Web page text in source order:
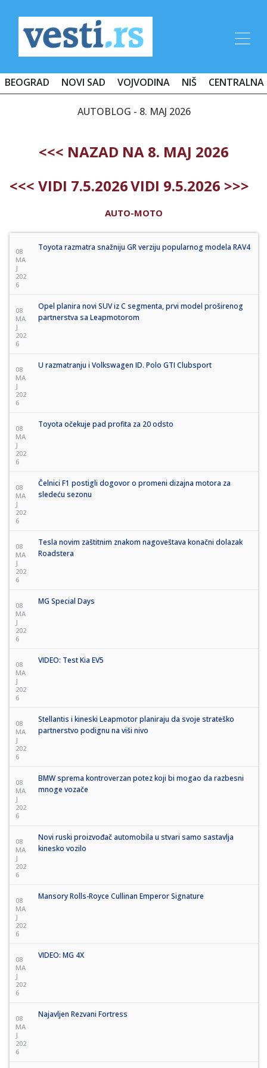
BEOGRAD NOVI SAD VOJVODINA NIŠ CENTRALNA
AUTOBLOG - 8. MAJ 2026
<<< NAZAD NA 8. MAJ 2026
<<< VIDI 7.5.2026VIDI 9.5.2026 >>>
AUTO-MOTO
08
MA
J
202
6
Toyota razmatra snažniju GR verziju popularnog modela RAV4
08
MA
J
202
6
Opel planira novi SUV iz C segmenta, prvi model proširenog
partnerstva sa Leapmotorom
08
MA
J
202
6
U razmatranju i Volkswagen ID. Polo GTI Clubsport
08
MA
J
202
6
Toyota očekuje pad profita za 20 odsto
08
MA
J
202
6
Čelnici F1 postigli dogovor o promeni dizajna motora za
sledeću sezonu
08
MA
J
202
6
Tesla novim zaštitnim znakom nagoveštava konačni dolazak
Roadstera
08
MA
J
202
6
MG Special Days
08
MA
J
202
6
VIDEO: Test Kia EV5
08
MA
J
202
6
Stellantis i kineski Leapmotor planiraju da svoje strateško
partnerstvo podignu na viši nivo
08
MA
J
202
6
BMW sprema kontroverzan potez koji bi mogao da razbesni
mnoge vozače
08
MA
J
202
6
Novi ruski proizvođač automobila u stvari samo sastavlja
kinesko vozilo
08
MA
J
202
6
Mansory Rolls-Royce Cullinan Emperor Signature
08
MA
J
202
6
VIDEO: MG 4X
08
MA
J
202
6
Najavljen Rezvani Fortress